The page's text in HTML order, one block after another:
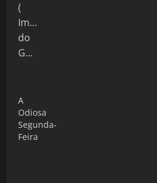
A
Odiosa
Segunda-
Feira